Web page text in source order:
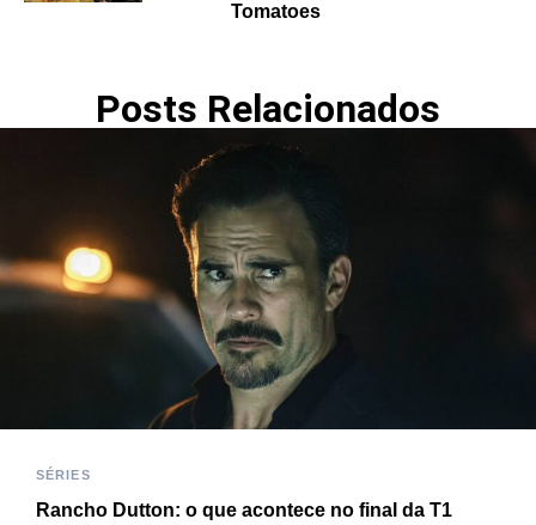
Tomatoes
Posts Relacionados
SÉRIES
Rancho Dutton: o que acontece no final da T1